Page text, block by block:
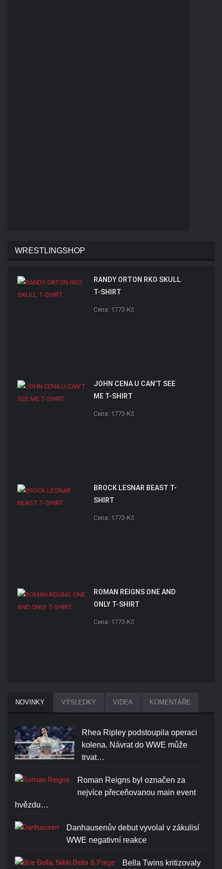
WRESTLINGSHOP
RANDY ORTON RKO SKULL
T-SHIRT
Cena: 1773-Kč
JOHN CENA U CAN'T SEE
ME T-SHIRT
Cena: 1773-Kč
BROCK LESNAR BEAST T-
SHIRT
Cena: 1773-Kč
ROMAN REIGNS ONE AND
ONLY T-SHIRT
Cena: 1773-Kč
NOVINKY VÝSLEDKY VIDEA KOMENTÁŘE
Rhea Ripley podstoupila operaci
kolena. Návrat do WWE může
trvat…
Roman Reigns byl označen za
nejvíce přeceňovanou main event
hvězdu…
Danhausenův debut vyvolal v zákulisí
WWE negativní reakce
Bella Twins kritizovaly